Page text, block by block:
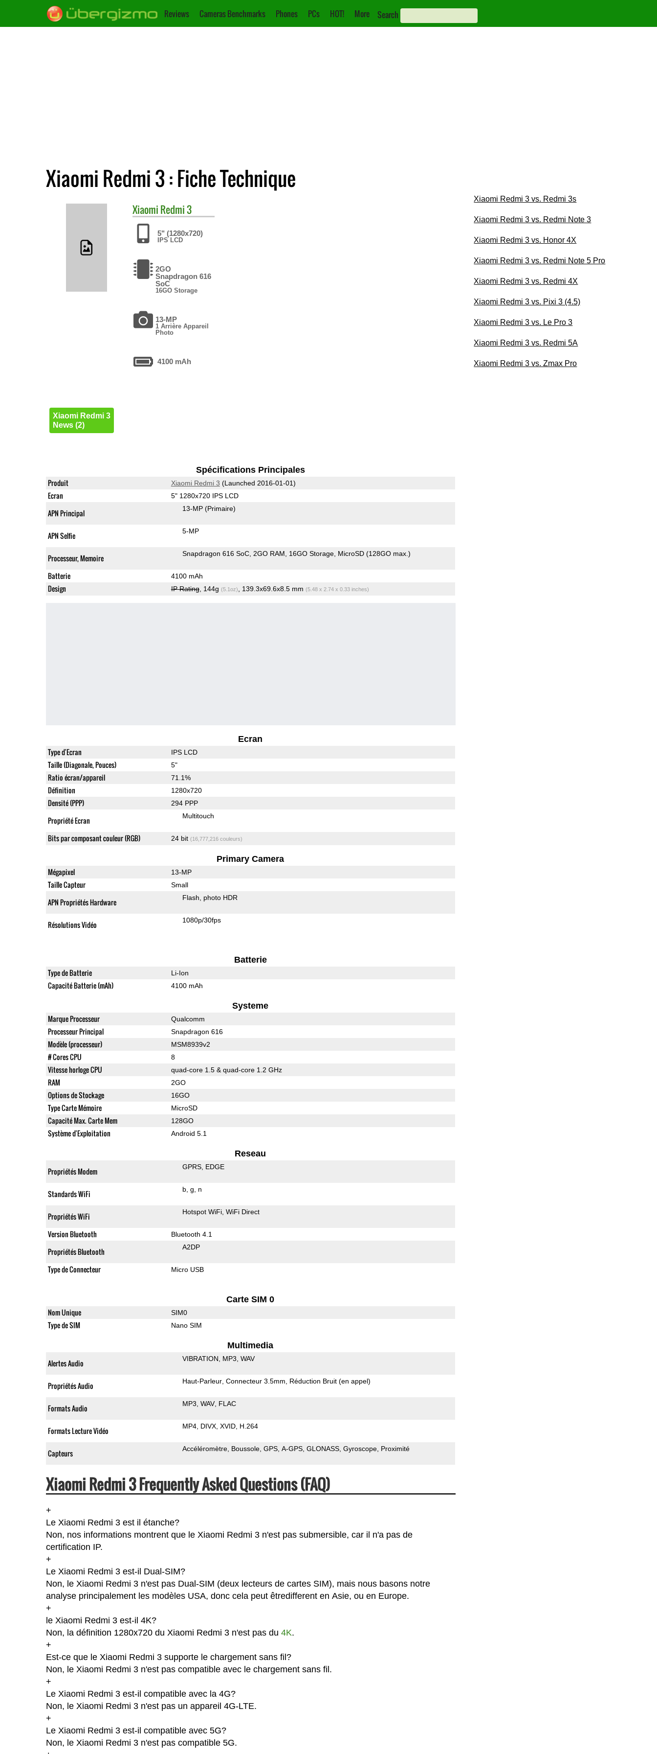
Reviews Cameras Benchmarks Phones PCs HOT! More Search
Xiaomi Redmi 3 : Fiche Technique
Xiaomi Redmi 3
5" (1280x720)
IPS LCD
2GO
Snapdragon 616
SoC
16GO Storage
13-MP
1 Arrière Appareil
Photo
4100 mAh
Xiaomi Redmi 3
News (2)
Spécifications Principales
Produit Xiaomi Redmi 3 (Launched 2016-01-01)
Ecran 5" 1280x720 IPS LCD
APN Principal 13-MP (Primaire)
APN Selfie 5-MP
Processeur, Memoire Snapdragon 616 SoC 2GO RAM 16GO Storage MicroSD (128GO max.)
Batterie 4100 mAh
Design IP Rating, 144g (5.1oz) , 139.3x69.6x8.5 mm (5.48 x 2.74 x 0.33 inches)
Ecran
Type d'Ecran IPS LCD
Taille (Diagonale, Pouces) 5"
Ratio écran/appareil 71.1%
Définition 1280x720
Densité (PPP) 294 PPP
Propriété Ecran Multitouch
Bits par composant couleur (RGB) 24 bit (16,777,216 couleurs)
Primary Camera
Mégapixel 13-MP
Taille Capteur Small
APN Propriétés Hardware Flash photo HDR
Résolutions Vidéo 1080p/30fps
Batterie
Type de Batterie Li-Ion
Capacité Batterie (mAh) 4100 mAh
Systeme
Marque Processeur Qualcomm
Processeur Principal Snapdragon 616
Modèle (processeur) MSM8939v2
# Cores CPU 8
Vitesse horloge CPU quad-core 1.5 & quad-core 1.2 GHz
RAM 2GO
Options de Stockage 16GO
Type Carte Mémoire MicroSD
Capacité Max. Carte Mem 128GO
Système d'Exploitation Android 5.1
Reseau
Propriétés Modem GPRS EDGE
Standards WiFi b g n
Propriétés WiFi Hotspot WiFi WiFi Direct
Version Bluetooth Bluetooth 4.1
Propriétés Bluetooth A2DP
Type de Connecteur Micro USB
Carte SIM 0
Nom Unique SIM0
Type de SIM Nano SIM
Multimedia
Alertes Audio VIBRATION MP3 WAV
Propriétés Audio Haut-Parleur Connecteur 3.5mm Réduction Bruit (en appel)
Formats Audio MP3 WAV FLAC
Formats Lecture Vidéo MP4 DIVX XVID H.264
Capteurs Accéléromètre Boussole GPS A-GPS GLONASS Gyroscope Proximité
Xiaomi Redmi 3 Frequently Asked Questions (FAQ)
+
Le Xiaomi Redmi 3 est il étanche?
Non, nos informations montrent que le Xiaomi Redmi 3 n'est pas submersible, car il n'a pas de
certification IP.
+
Le Xiaomi Redmi 3 est-il Dual-SIM?
Non, le Xiaomi Redmi 3 n'est pas Dual-SIM (deux lecteurs de cartes SIM), mais nous basons notre
analyse principalement les modèles USA, donc cela peut êtredifferent en Asie, ou en Europe.
+
le Xiaomi Redmi 3 est-il 4K?
Non, la définition 1280x720 du Xiaomi Redmi 3 n'est pas du 4K.
+
Est-ce que le Xiaomi Redmi 3 supporte le chargement sans fil?
Non, le Xiaomi Redmi 3 n'est pas compatible avec le chargement sans fil.
+
Le Xiaomi Redmi 3 est-il compatible avec la 4G?
Non, le Xiaomi Redmi 3 n'est pas un appareil 4G-LTE.
+
Le Xiaomi Redmi 3 est-il compatible avec 5G?
Non, le Xiaomi Redmi 3 n'est pas compatible 5G.
Xiaomi Redmi 3 vs. Redmi 3s
Xiaomi Redmi 3 vs. Redmi Note 3
Xiaomi Redmi 3 vs. Honor 4X
Xiaomi Redmi 3 vs. Redmi Note 5 Pro
Xiaomi Redmi 3 vs. Redmi 4X
Xiaomi Redmi 3 vs. Pixi 3 (4.5)
Xiaomi Redmi 3 vs. Le Pro 3
Xiaomi Redmi 3 vs. Redmi 5A
Xiaomi Redmi 3 vs. Zmax Pro